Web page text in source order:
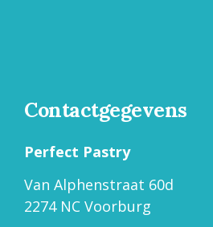
Contactgegevens
Perfect Pastry
Van Alphenstraat 60d
2274 NC Voorburg